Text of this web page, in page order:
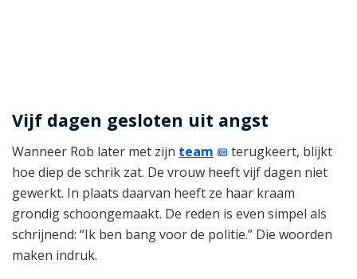
Vijf dagen gesloten uit angst
Wanneer Rob later met zijn team
terugkeert, blijkt
hoe diep de schrik zat. De vrouw heeft vijf dagen niet
gewerkt. In plaats daarvan heeft ze haar kraam
grondig schoongemaakt. De reden is even simpel als
schrijnend: “Ik ben bang voor de politie.” Die woorden
maken indruk.